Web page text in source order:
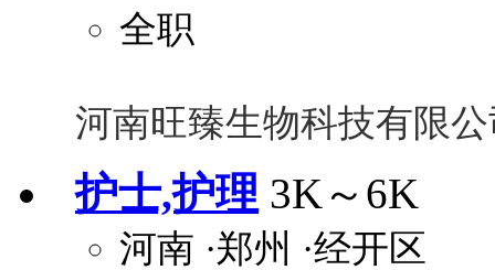
全职
河南旺臻生物科技有限
护士,护理 3K～6K
河南 ·郑州 ·经开区